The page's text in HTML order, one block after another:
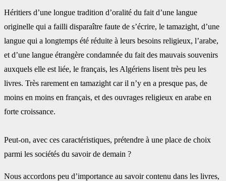
Héritiers d’une longue tradition d’oralité du fait d’une langue
originelle qui a failli ‎disparaître faute de s’écrire, le tamazight, d’une
langue qui a longtemps été réduite à leurs ‎besoins religieux, l’arabe,
et d’une langue étrangère condamnée du fait des mauvais ‎souvenirs
auxquels elle est liée, le français, les Algériens lisent très peu les
livres. Très ‎rarement en tamazight car il n’y en a presque pas, de
moins en moins en français, et des ‎ouvrages religieux en arabe en
forte croissance.
Peut-on, avec ces caractéristiques, prétendre à une place de choix
parmi les sociétés du ‎savoir de demain ?‎
Nous accordons peu d’importance au savoir contenu dans les livres,